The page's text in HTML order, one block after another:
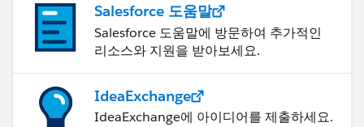
Salesforce 도움말
Salesforce 도움말에 방문하여 추가적인
리소스와 지원을 받아보세요.
IdeaExchange
IdeaExchange에 아이디어를 제출하세요.